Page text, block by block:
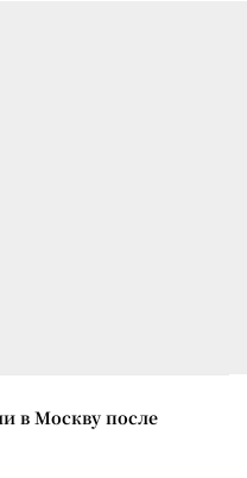
в Москву после